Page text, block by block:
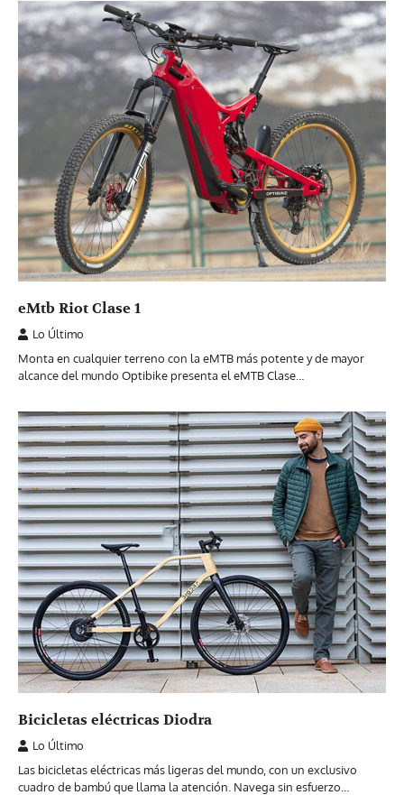
eMtb Riot Clase 1
Lo Último
Monta en cualquier terreno con la eMTB más potente y de mayor
alcance del mundo Optibike presenta el eMTB Clase…
Bicicletas eléctricas Diodra
Lo Último
Las bicicletas eléctricas más ligeras del mundo, con un exclusivo
cuadro de bambú que llama la atención. Navega sin esfuerzo…